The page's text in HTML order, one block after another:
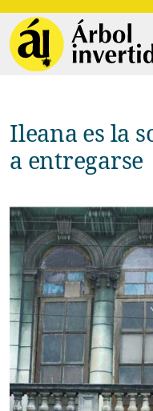
Ileana es la soledad y ha venido
a entregarse